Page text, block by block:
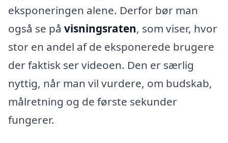
eksponeringen alene. Derfor bør man
også se på visningsraten, som viser, hvor
stor en andel af de eksponerede brugere
der faktisk ser videoen. Den er særlig
nyttig, når man vil vurdere, om budskab,
målretning og de første sekunder
fungerer.